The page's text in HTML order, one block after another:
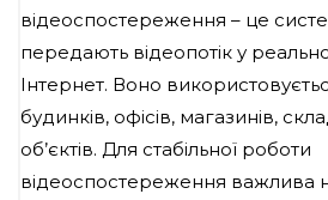
відеоспостереження – це
передають відеопотік у
Інтернет. Воно
будинків, офісів, магазинів,
об’єктів. Для стабільної роботи
відеоспостереження важлива